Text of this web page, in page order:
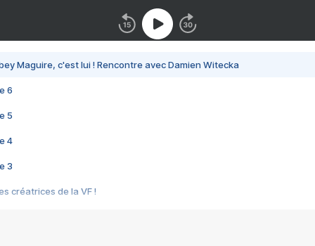
Maguire, c'est lui ! Rencontre avec Damien Witecka
6
5
4
3
créatrices de la VF !